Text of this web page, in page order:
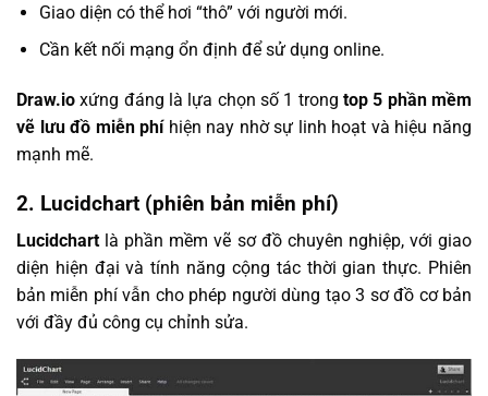
Giao diện có thể hơi “thô” với người mới.
Cần kết nối mạng ổn định để sử dụng online.
Draw.io xứng đáng là lựa chọn số 1 trong top 5 phần mềm
vẽ lưu đồ miễn phíhiện nay nhờ sự linh hoạt và hiệu năng
mạnh mẽ.
2. Lucidchart (phiên bản miễn phí)
Lucidchart là phần mềm vẽ sơ đồ chuyên nghiệp, với giao
diện hiện đại và tính năng cộng tác thời gian thực. Phiên
bản miễn phí vẫn cho phép người dùng tạo 3 sơ đồ cơ bản
với đầy đủ công cụ chỉnh sửa.